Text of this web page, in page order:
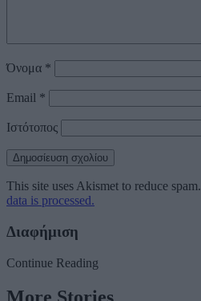
Όνομα *
Email *
Ιστότοπος
This site uses Akismet to reduce spam.
data is processed.
Διαφήμιση
Continue Reading